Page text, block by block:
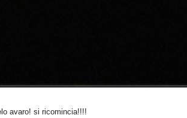
avaro! si ricomincia!!!!